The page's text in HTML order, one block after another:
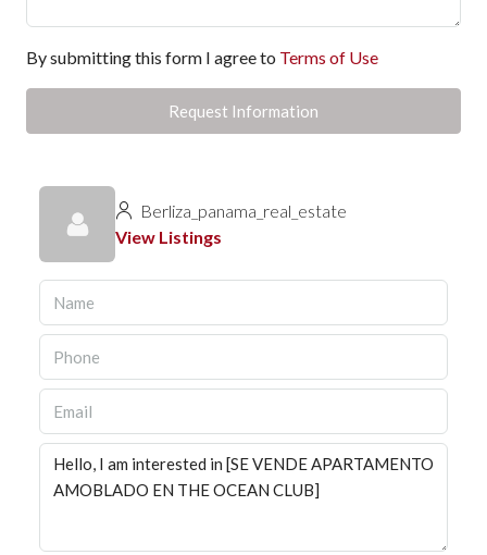
By submitting this form I agree to Terms of Use
Request Information
Berliza_panama_real_estate
View Listings